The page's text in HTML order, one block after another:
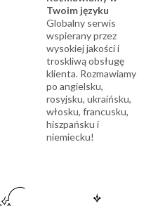
Twoim języku
Globalny serwis
wspierany przez
wysokiej jakości i
troskliwą obsługę
klienta. Rozmawiamy
po angielsku,
rosyjsku, ukraińsku,
włosku, francusku,
hiszpańsku i
niemiecku!